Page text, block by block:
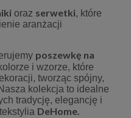
oraz serwetki, które
aranżacji
poszewkę na
i wzorze, które
tworząc spójny,
kolekcja to idealne
tradycję, elegancję i
DeHome.